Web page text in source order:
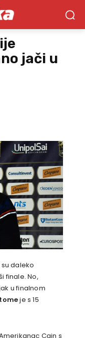
jači u
su daleko
finale. No,
u finalnom
je s 15
Cain s